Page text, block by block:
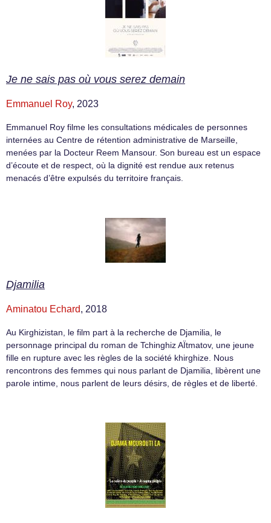
Je ne sais pas où vous serez demain
Emmanuel Roy, 2023
Emmanuel Roy filme les consultations médicales de personnes
internées au Centre de rétention administrative de Marseille,
menées par la Docteur Reem Mansour. Son bureau est un espace
d’écoute et de respect, où la dignité est rendue aux retenus
menacés d’être expulsés du territoire français.
Djamilia
Aminatou Echard, 2018
Au Kirghizistan, le film part à la recherche de Djamilia, le
personnage principal du roman de Tchinghiz AÏtmatov, une jeune
fille en rupture avec les règles de la société khirghize. Nous
rencontrons des femmes qui nous parlant de Djamilia, libèrent une
parole intime, nous parlent de leurs désirs, de règles et de liberté.